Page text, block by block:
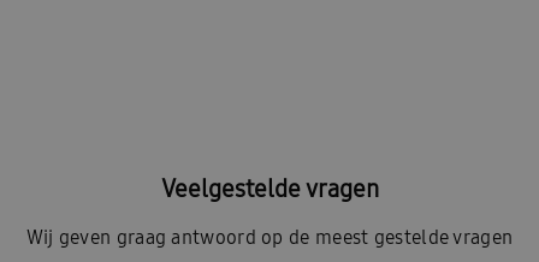
Veelgestelde vragen
Wij geven graag antwoord op de meest gestelde vragen